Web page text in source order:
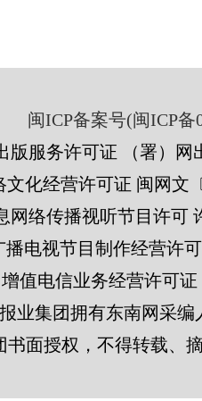
闽ICP备案号(闽ICP备
版服务许可证 （署）网
文化经营许可证 闽网文
网络传播视听节目许可
播电视节目制作经营许
增值电信业务经营许可证
业集团拥有东南网采
书面授权，不得转载、